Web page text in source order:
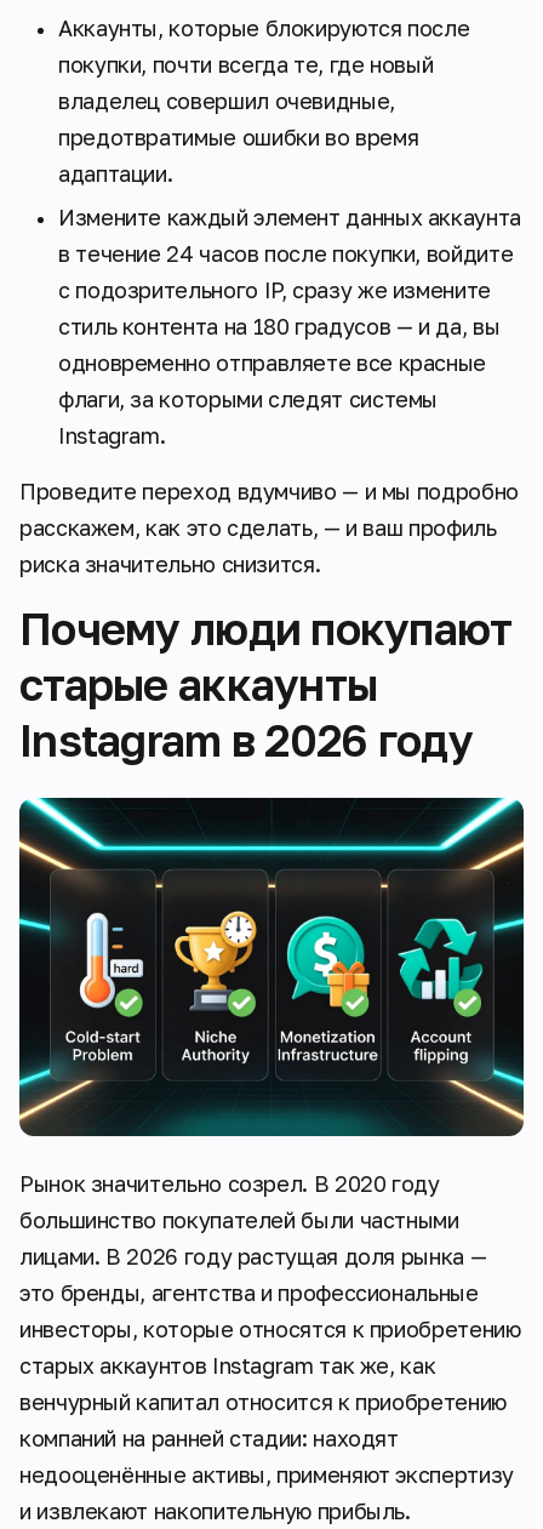
Аккаунты, которые блокируются после
покупки, почти всегда те, где новый
владелец совершил очевидные,
предотвратимые ошибки во время
адаптации.
Измените каждый элемент данных аккаунта
в течение 24 часов после покупки, войдите
с подозрительного IP, сразу же измените
стиль контента на 180 градусов — и да, вы
одновременно отправляете все красные
флаги, за которыми следят системы
Instagram.
Проведите переход вдумчиво — и мы подробно
расскажем, как это сделать, — и ваш профиль
риска значительно снизится.
Почему люди покупают
старые аккаунты
Instagram в 2026 году
Рынок значительно созрел. В 2020 году
большинство покупателей были частными
лицами. В 2026 году растущая доля рынка —
это бренды, агентства и профессиональные
инвесторы, которые относятся к приобретению
старых аккаунтов Instagram так же, как
венчурный капитал относится к приобретению
компаний на ранней стадии: находят
недооценённые активы, применяют экспертизу
и извлекают накопительную прибыль.